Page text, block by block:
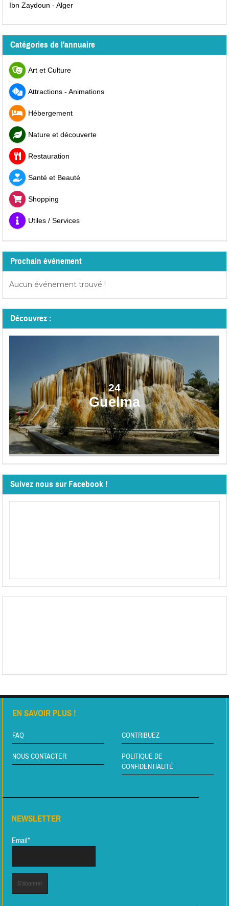
Ibn Zaydoun - Alger
Catégories de l'annuaire
Art et Culture
Attractions - Animations
Hébergement
Nature et découverte
Restauration
Santé et Beauté
Shopping
Utiles / Services
Prochain événement
Aucun événement trouvé !
Découvrez :
24
Guelma
Suivez nous sur Facebook !
EN SAVOIR PLUS !
FAQ CONTRIBUEZ
NOUS CONTACTER
POLITIQUE DE
CONFIDENTIALITÉ
NEWSLETTER
Email*